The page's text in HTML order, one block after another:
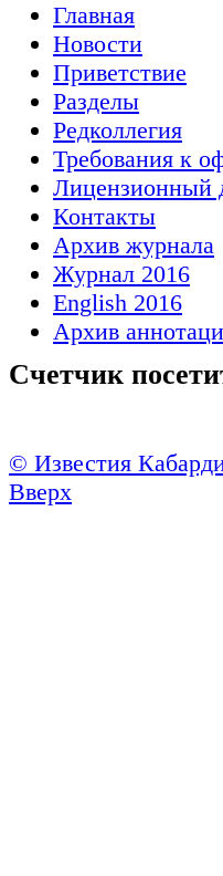
Главная
Новости
Приветствие
Разделы
Редколлегия
Требования к
Лицензионный
Контакты
Архив журнала
Журнал 2016
English 2016
Архив
Счетчик
© Известия
Вверх